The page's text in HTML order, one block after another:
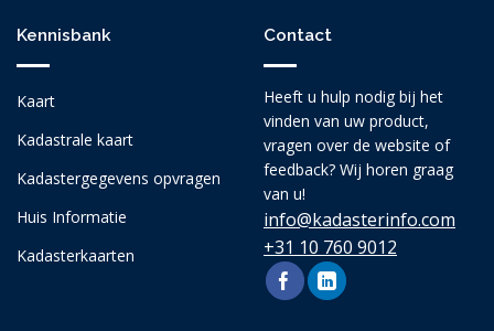
Kennisbank
Kaart
Kadastrale kaart
Kadastergegevens opvragen
Huis Informatie
Kadasterkaarten
Contact
Heeft u hulp nodig bij het
vinden van uw product,
vragen over de website of
feedback? Wij horen graag
van u!
info@kadasterinfo.com
+31 10 760 9012